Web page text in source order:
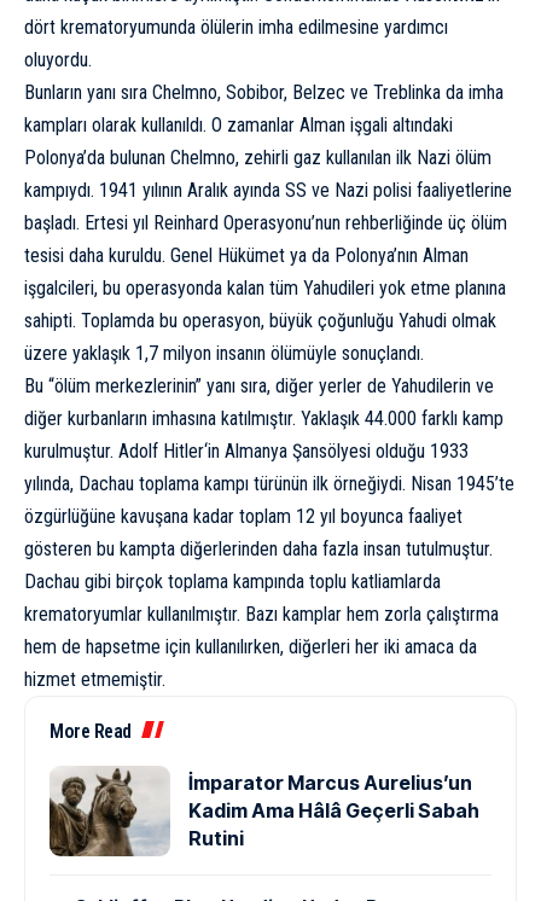
dört krematoryumunda ölülerin imha edilmesine yardımcı
oluyordu.
Bunların yanı sıra Chelmno, Sobibor, Belzec ve Treblinka da imha
kampları olarak kullanıldı. O zamanlar Alman işgali altındaki
Polonya’da bulunan Chelmno, zehirli gaz kullanılan ilk Nazi ölüm
kampıydı. 1941 yılının Aralık ayında SS ve Nazi polisi faaliyetlerine
başladı. Ertesi yıl Reinhard Operasyonu’nun rehberliğinde üç ölüm
tesisi daha kuruldu. Genel Hükümet ya da Polonya’nın Alman
işgalcileri, bu operasyonda kalan tüm Yahudileri yok etme planına
sahipti. Toplamda bu operasyon, büyük çoğunluğu Yahudi olmak
üzere yaklaşık 1,7 milyon insanın ölümüyle sonuçlandı.
Bu “ölüm merkezlerinin” yanı sıra, diğer yerler de Yahudilerin ve
diğer kurbanların imhasına katılmıştır. Yaklaşık 44.000 farklı kamp
kurulmuştur. Adolf Hitler‘in Almanya Şansölyesi olduğu 1933
yılında, Dachau toplama kampı türünün ilk örneğiydi. Nisan 1945’te
özgürlüğüne kavuşana kadar toplam 12 yıl boyunca faaliyet
gösteren bu kampta diğerlerinden daha fazla insan tutulmuştur.
Dachau gibi birçok toplama kampında toplu katliamlarda
krematoryumlar kullanılmıştır. Bazı kamplar hem zorla çalıştırma
hem de hapsetme için kullanılırken, diğerleri her iki amaca da
hizmet etmemiştir.
More Read
İmparator Marcus Aurelius’un
Kadim Ama Hâlâ Geçerli Sabah
Rutini